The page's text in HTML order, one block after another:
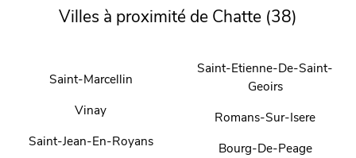
Villes à proximité de Chatte (38)
Saint-Marcellin
Vinay
Saint-Jean-En-Royans
Saint-Etienne-De-Saint-
Geoirs
Romans-Sur-Isere
Bourg-De-Peage